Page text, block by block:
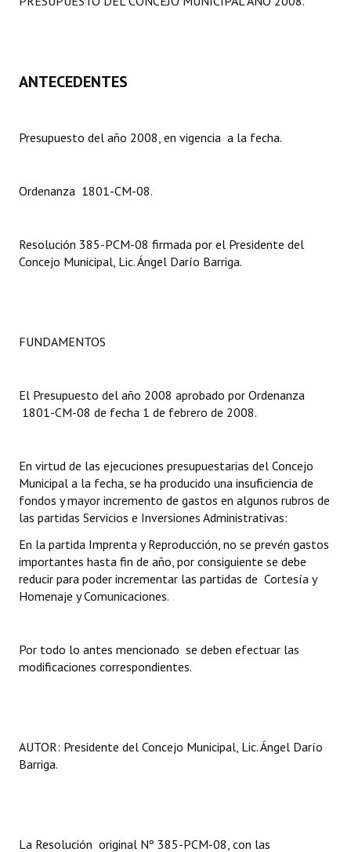
LEGISLACIÓN
Constitución Provincial
Reglamento Interno
DOCUMENTOS
Dictámenes Asesoría Letrada
Informes de Unidad Coordinadora
Actas de Audiencias Públicas
NORMATIVA
Comunicaciones
Declaraciones
Resoluciones
INSTITUCIONAL
Registros y Distinciones
ANTECEDENTES
Presupuesto del año 2008, en vigencia a la fecha.
Ordenanza 1801-CM-08.
Resolución 385-PCM-08 firmada por el Presidente del
Concejo Municipal, Lic. Ángel Darío Barriga.
FUNDAMENTOS
El Presupuesto del año 2008 aprobado por Ordenanza
1801-CM-08 de fecha 1 de febrero de 2008.
En virtud de las ejecuciones presupuestarias del Concejo
Municipal a la fecha, se ha producido una insuficiencia de
fondos y mayor incremento de gastos en algunos rubros de
las partidas Servicios e Inversiones Administrativas:
En la partida Imprenta y Reproducción, no se prevén gastos
importantes hasta fin de año, por consiguiente se debe
reducir para poder incrementar las partidas de Cortesía y
Homenaje y Comunicaciones.
Por todo lo antes mencionado se deben efectuar las
modificaciones correspondientes.
AUTOR: Presidente del Concejo Municipal, Lic. Ángel Darío
Barriga.
La Resolución original Nº 385-PCM-08, con las